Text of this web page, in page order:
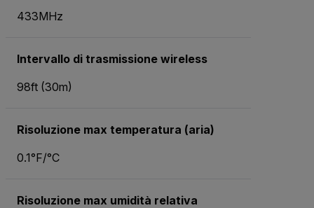
433MHz
Intervallo di trasmissione wireless
98ft (30m)
Risoluzione max temperatura (aria)
0.1°F/°C
Risoluzione max umidità relativa